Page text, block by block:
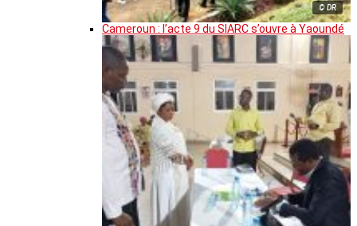
© DR
Cameroun : l’acte 9 du SIARC s’ouvre à Yaoundé